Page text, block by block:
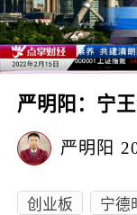
严明阳：宁
严明阳
创业板 宁德